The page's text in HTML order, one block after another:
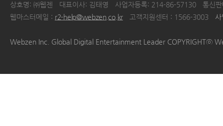
상호명: ㈜웹젠 대표이사: 김태영 사업자등록: 214-86-57130
통신
웹마스터메일 : r2-help@webzen.co.kr 고객지원센터 : 1566-3003
Webzen Inc. Global Digital Entertainment Leader COPYRIGHTⓒ